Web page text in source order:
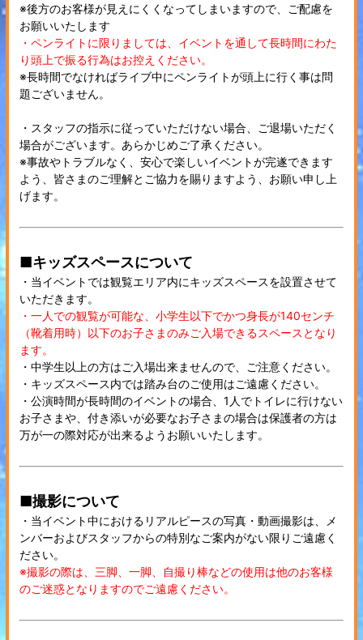
※後方のお客様が見えにくくなってしまいますので、ご配慮を
お願いいたします
・ペンライトに限りましては、イベントを通して長時間にわた
り頭上で振る行為はお控えください。
※長時間でなければライブ中にペンライトが頭上に行く事は問
題ございません。
・スタッフの指示に従っていただけない場合、ご退場いただく
場合がございます。あらかじめご了承ください。
※事故やトラブルなく、安心で楽しいイベントが完遂できます
よう、皆さまのご理解とご協力を賜りますよう、お願い申し上
げます。
■キッズスペースについて
・当イベントでは観覧エリア内にキッズスペースを設置させて
いただきます。
・一人での観覧が可能な、小学生以下でかつ身長が140センチ
（靴着用時）以下のお子さまのみご入場できるスペースとなり
ます。
・中学生以上の方はご入場出来ませんので、ご注意ください。
・キッズスペース内では踏み台のご使用はご遠慮ください。
・公演時間が長時間のイベントの場合、1人でトイレに行けない
お子さまや、付き添いが必要なお子さまの場合は保護者の方は
万が一の際対応が出来るようお願いいたします。
■撮影について
・当イベント中におけるリアルピースの写真・動画撮影は、メ
ンバーおよびスタッフからの特別なご案内がない限りご遠慮く
ださい。
※撮影の際は、三脚、一脚、自撮り棒などの使用は他のお客様
のご迷惑となりますのでご遠慮ください。